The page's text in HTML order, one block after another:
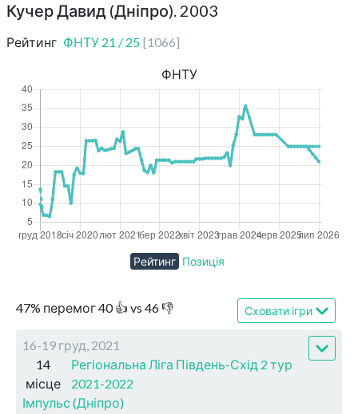
Кучер Давид (Дніпро). 2003
Рейтинг ФНТУ 21 / 25 [1066]
47% перемог40👍 vs 46👎 Сховати ігри
16-19 груд, 2021
14
місце
Регіональна Ліга Південь-Схід 2 тур
2021-2022
Імпульс (Дніпро)
ФНТУ
Рейтинг Позиція